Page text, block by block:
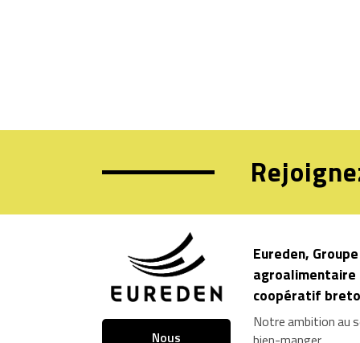
Nous
Eureden, Groupe
agroalimentaire
coopératif
Notre ambition au